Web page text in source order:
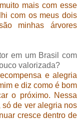
mais com esse
com os meus dois
minhas árvores
em um Brasil com
valorizada?
e alegria
e diz como é bom
o próximo. Nessa
só de ver alegria nos
cresce dentro de